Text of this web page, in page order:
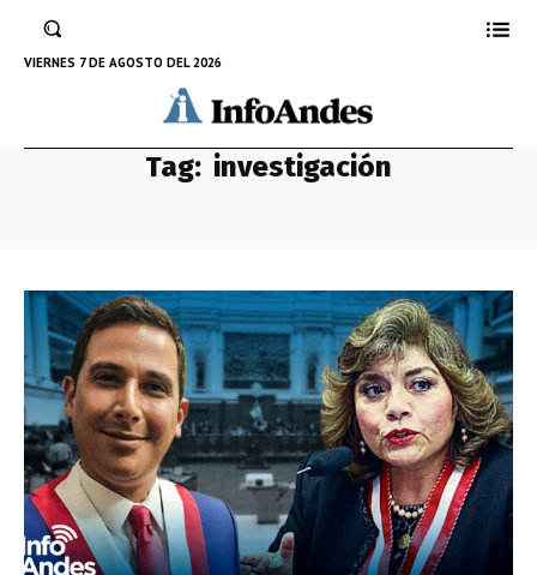
VIERNES 7 DE AGOSTO DEL 2026
Tag: investigación